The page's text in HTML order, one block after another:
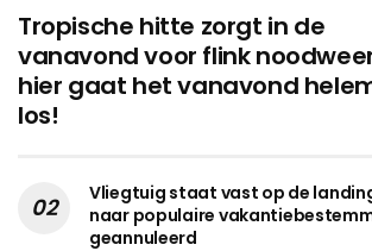
Tropische hitte zorgt in de
vanavond voor flink
hier gaat het vanavond
los!
Vliegtuig staat vast op de
naar populaire
geannuleerd